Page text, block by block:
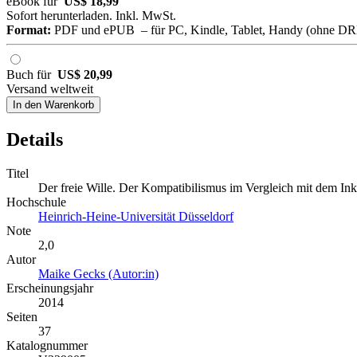
Sofort herunterladen. Inkl. MwSt.
Format: PDF und ePUB – für PC, Kindle, Tablet, Handy (ohne
Buch für US$ 20,99
Versand weltweit
In den Warenkorb
Details
Titel
Der freie Wille. Der Kompatibilismus im Vergleich mit dem
Hochschule
Heinrich-Heine-Universität Düsseldorf
Note
2,0
Autor
Maike Gecks (Autor:in)
Erscheinungsjahr
2014
Seiten
37
Katalognummer